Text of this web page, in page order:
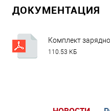
ДОКУМЕНТАЦИЯ
Комплект
110.53 КБ